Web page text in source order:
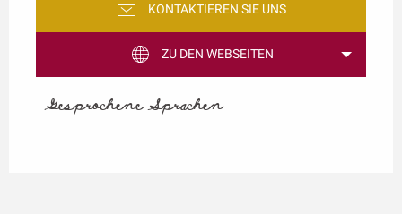
KONTAKTIEREN SIE UNS
ZU DEN WEBSEITEN
Gesprochene Sprachen
Gesprochene Sprachen